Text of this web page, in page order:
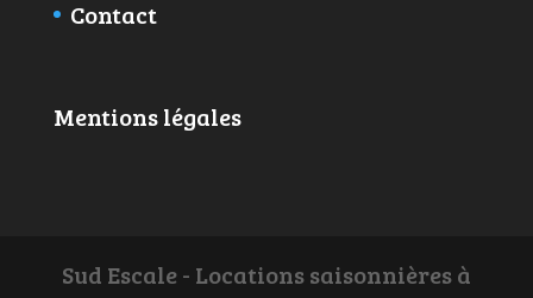
Contact
Mentions légales
Sud Escale - Locations saisonnières à